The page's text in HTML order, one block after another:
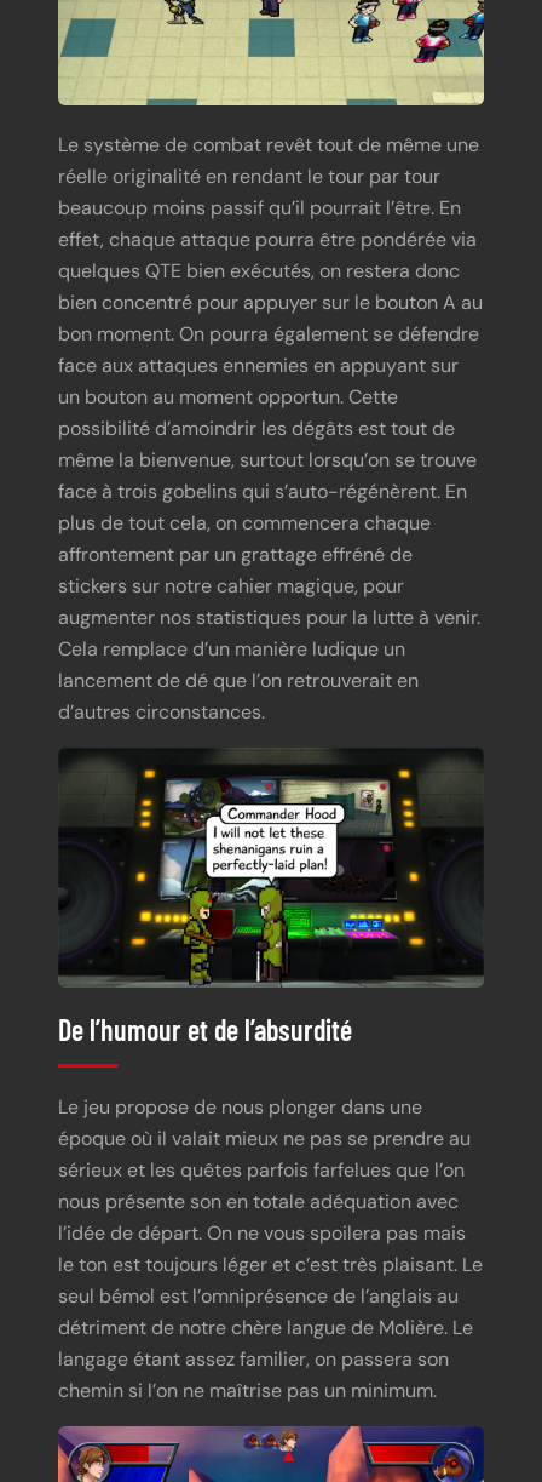
Le système de combat revêt tout de même une
réelle originalité en rendant le tour par tour
beaucoup moins passif qu’il pourrait l’être. En
effet, chaque attaque pourra être pondérée via
quelques QTE bien exécutés, on restera donc
bien concentré pour appuyer sur le bouton A au
bon moment. On pourra également se défendre
face aux attaques ennemies en appuyant sur
un bouton au moment opportun. Cette
possibilité d’amoindrir les dégâts est tout de
même la bienvenue, surtout lorsqu’on se trouve
face à trois gobelins qui s’auto-régénèrent. En
plus de tout cela, on commencera chaque
affrontement par un grattage effréné de
stickers sur notre cahier magique, pour
augmenter nos statistiques pour la lutte à venir.
Cela remplace d’un manière ludique un
lancement de dé que l’on retrouverait en
d’autres circonstances.
De l’humour et de l’absurdité
Le jeu propose de nous plonger dans une
époque où il valait mieux ne pas se prendre au
sérieux et les quêtes parfois farfelues que l’on
nous présente son en totale adéquation avec
l’idée de départ. On ne vous spoilera pas mais
le ton est toujours léger et c’est très plaisant. Le
seul bémol est l’omniprésence de l’anglais au
détriment de notre chère langue de Molière. Le
langage étant assez familier, on passera son
chemin si l’on ne maîtrise pas un minimum.